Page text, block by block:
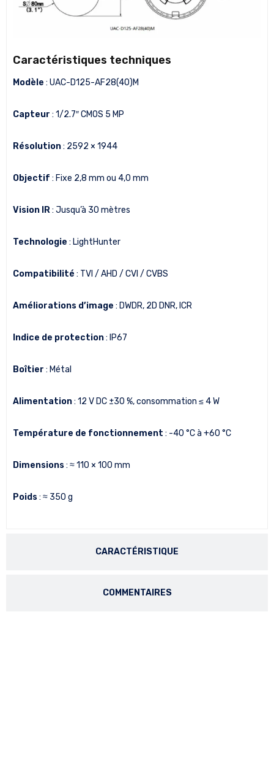
CARACTÉRISTIQUE
COMMENTAIRES
Caractéristiques techniques
Modèle : UAC-D125-AF28(40)M
Capteur : 1/2.7″ CMOS 5 MP
Résolution: 2592 × 1944
Objectif : Fixe 2,8 mm ou 4,0 mm
Vision IR: Jusqu’à 30 mètres
Technologie : LightHunter
Compatibilité : TVI / AHD / CVI / CVBS
Améliorations d’image : DWDR, 2D DNR, ICR
Indice de protection: IP67
Boîtier : Métal
Alimentation: 12 V DC ±30 %, consommation ≤ 4 W
Température de fonctionnement : -40 °C à +60 °C
Dimensions : ≈ 110 × 100 mm
Poids : ≈ 350 g